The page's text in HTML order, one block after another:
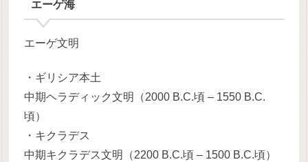
エーゲ海
エーゲ文明
・ギリシア本土
中期ヘラディック文明（2000 B.C.頃 – 1550 B.C.
頃）
・キクラデス
中期キクラデス文明（2200 B.C.頃 – 1500 B.C.頃）